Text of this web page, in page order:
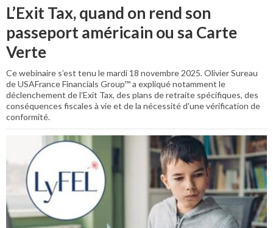
L’Exit Tax, quand on rend son
passeport américain ou sa Carte
Verte
Ce webinaire s’est tenu le mardi 18 novembre 2025. Olivier Sureau
de USAFrance Financials Group™ a expliqué notamment le
déclenchement de l’Exit Tax, des plans de retraite spécifiques, des
conséquences fiscales à vie et de la nécessité d'une vérification de
conformité.